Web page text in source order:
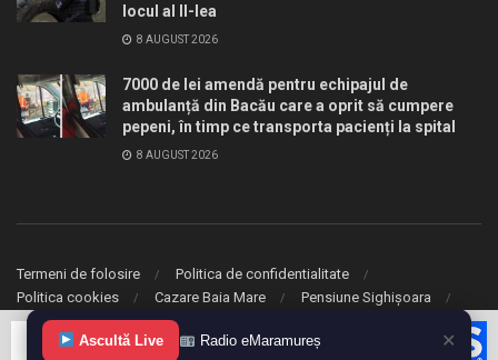
locul al II-lea
8 AUGUST 2026
7000 de lei amendă pentru echipajul de
ambulanță din Bacău care a oprit să cumpere
pepeni, în timp ce transporta pacienți la spital
8 AUGUST 2026
Termeni de folosire
Politica de confidentialitate
Politica cookies
Cazare Baia Mare Pensiune Sighișoara
© 2020 eMaramures. Toate drepturile rezervate.
Ascultă Live Radio eMaramureș ✕